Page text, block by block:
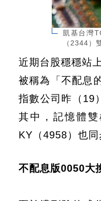
凱基台灣
（2344）
近期台股穩穩站
被稱為「不配息
指數公司昨（19
其中，記憶體
KY（4958）也同
不配息版0050